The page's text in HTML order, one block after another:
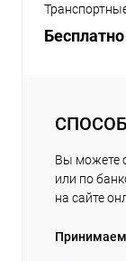
Бесплатно
Вы можете
или по
на сайте
Принимаем